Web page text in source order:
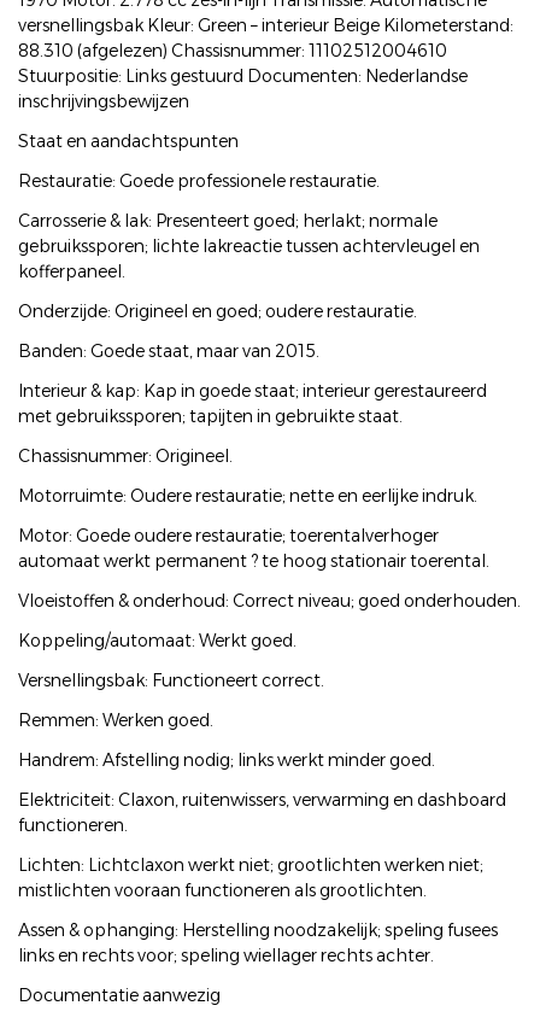
versnellingsbak Kleur: Green – interieur Beige Kilometerstand:
88.310 (afgelezen) Chassisnummer: 11102512004610
Stuurpositie: Links gestuurd Documenten: Nederlandse
inschrijvingsbewijzen
Staat en aandachtspunten
Restauratie: Goede professionele restauratie.
Carrosserie & lak: Presenteert goed; herlakt; normale
gebruikssporen; lichte lakreactie tussen achtervleugel en
kofferpaneel.
Onderzijde: Origineel en goed; oudere restauratie.
Banden: Goede staat, maar van 2015.
Interieur & kap: Kap in goede staat; interieur gerestaureerd
met gebruikssporen; tapijten in gebruikte staat.
Chassisnummer: Origineel.
Motorruimte: Oudere restauratie; nette en eerlijke indruk.
Motor: Goede oudere restauratie; toerentalverhoger
automaat werkt permanent ? te hoog stationair toerental.
Vloeistoffen & onderhoud: Correct niveau; goed onderhouden.
Koppeling/automaat: Werkt goed.
Versnellingsbak: Functioneert correct.
Remmen: Werken goed.
Handrem: Afstelling nodig; links werkt minder goed.
Elektriciteit: Claxon, ruitenwissers, verwarming en dashboard
functioneren.
Lichten: Lichtclaxon werkt niet; grootlichten werken niet;
mistlichten vooraan functioneren als grootlichten.
Assen & ophanging: Herstelling noodzakelijk; speling fusees
links en rechts voor; speling wiellager rechts achter.
Documentatie aanwezig